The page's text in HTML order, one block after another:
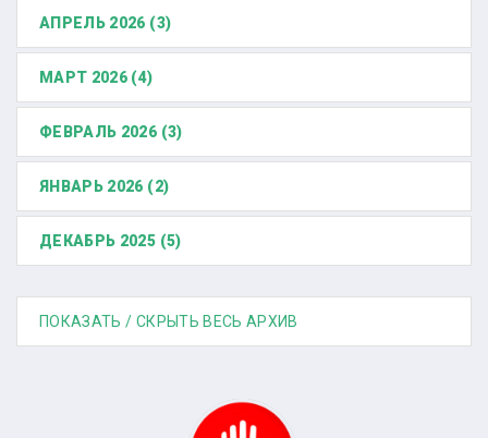
АПРЕЛЬ 2026 (3)
МАРТ 2026 (4)
ФЕВРАЛЬ 2026 (3)
ЯНВАРЬ 2026 (2)
ДЕКАБРЬ 2025 (5)
ПОКАЗАТЬ / СКРЫТЬ ВЕСЬ АРХИВ